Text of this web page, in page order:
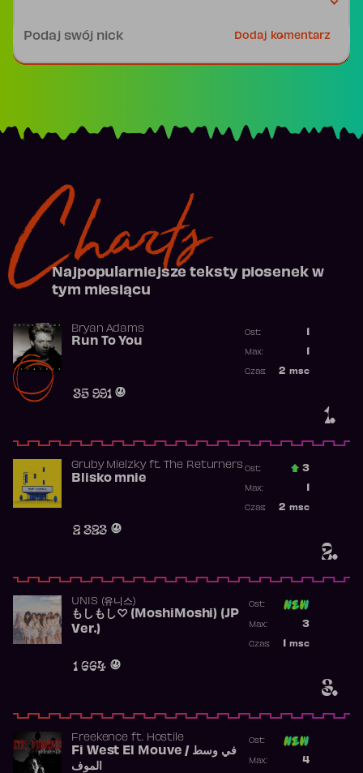
Dodaj komentarz
Charts
Najpopularniejsze teksty piosenek w
tym miesiącu
1.
Bryan Adams
Run To You
35 991
Ost.:
Max:
2 msc
Czas:
2.
Gruby Mielzkyft. The Returners
Blisko mnie
2 323
Ost.: 3
Max:
2 msc
Czas:
3.
UNIS (유니스)
もしもし♡ (MoshiMoshi) (JP
Ver.)
1 664
Ost:
3
Max:
msc
Czas:
Freekence ft. Hostile
Fi West El Mouve / في وسط
الموف
Ost:
4
Max: